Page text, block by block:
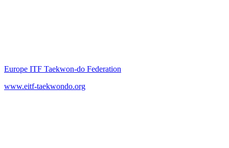
Europe ITF Taekwon-do Federation
www.eitf-taekwondo.org